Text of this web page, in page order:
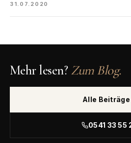
31.07.2020
Mehr lesen?Zum Blog.
Alle Beiträge
0541 33 55